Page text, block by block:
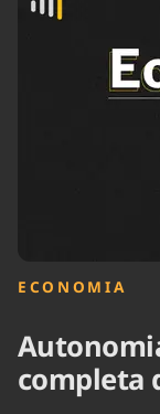
Agronegócios
ECONOMIA
completa